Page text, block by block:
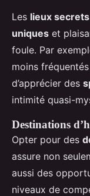
Les lieux
uniques et
foule. Par
moins
d’apprécier des
intimité quasi-
Destinations
Opter pour des
assure non
aussi des
niveaux de